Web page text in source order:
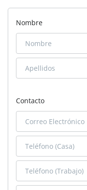
Nombre
Contacto